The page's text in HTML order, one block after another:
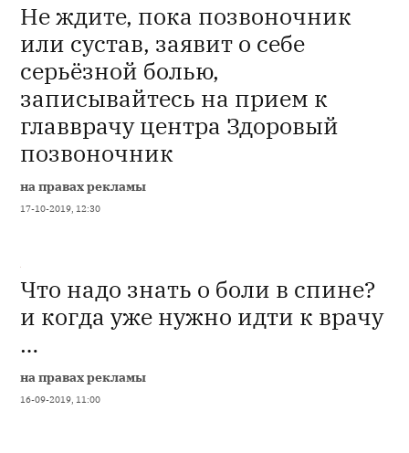
Не ждите, пока позвоночник
или сустав, заявит о себе
серьёзной болью,
записывайтесь на прием к
главврачу центра Здоровый
позвоночник
на правах рекламы
17-10-2019, 12:30
Что надо знать о боли в спине?
и когда уже нужно идти к врачу
…
на правах рекламы
16-09-2019, 11:00